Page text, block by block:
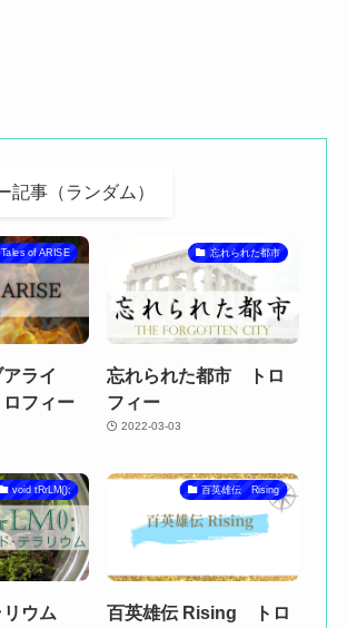
記事（ランダム）
Tales of ARISE
ライ
フィー
忘れられた都市
忘れられた都市 トロ
フィー
2022-03-03
void tRrLM();
リウム
百英雄伝 Rising
百英雄伝 Rising トロ